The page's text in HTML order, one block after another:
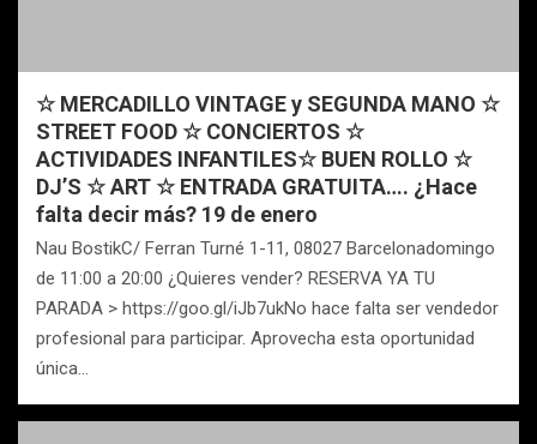
☆ MERCADILLO VINTAGE y SEGUNDA MANO ☆
STREET FOOD ☆ CONCIERTOS ☆
ACTIVIDADES INFANTILES☆ BUEN ROLLO ☆
DJ’S ☆ ART ☆ ENTRADA GRATUITA…. ¿Hace
falta decir más? 19 de enero
Nau BostikC/ Ferran Turné 1-11, 08027 Barcelonadomingo
de 11:00 a 20:00 ¿Quieres vender? RESERVA YA TU
PARADA > https://goo.gl/iJb7ukNo hace falta ser vendedor
profesional para participar. Aprovecha esta oportunidad
única…